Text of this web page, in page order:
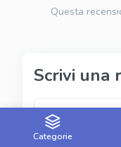
Categorie
Questa
Scrivi una
Nome